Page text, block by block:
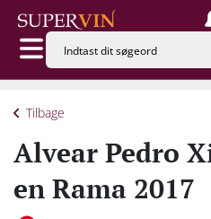
Tilbage
Alvear Pedro
en Rama 2017